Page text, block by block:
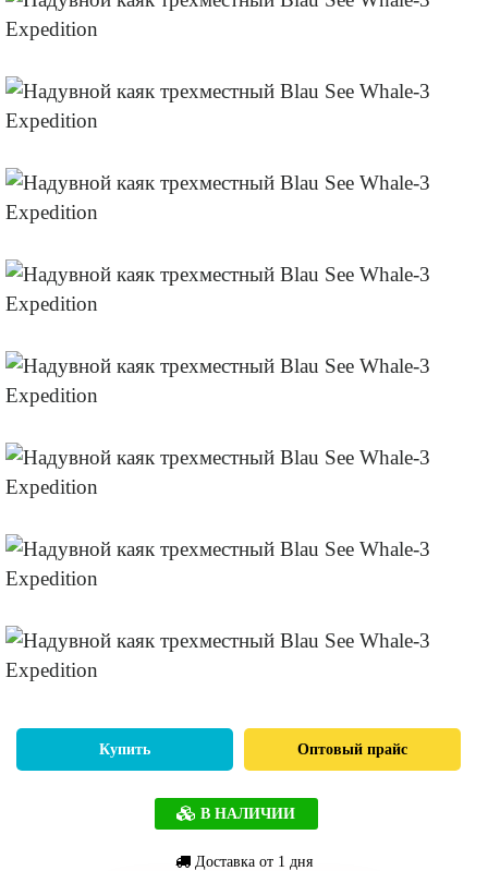
Купить Оптовый прайс
В НАЛИЧИИ
Доставка от 1 дня